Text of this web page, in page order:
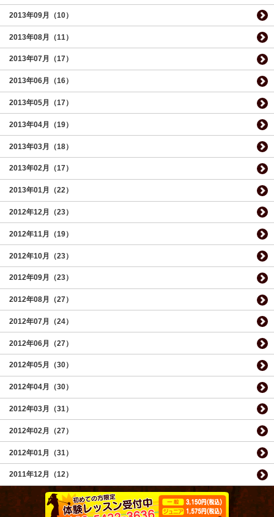
2013年09月（10）
2013年08月（11）
2013年07月（17）
2013年06月（16）
2013年05月（17）
2013年04月（19）
2013年03月（18）
2013年02月（17）
2013年01月（22）
2012年12月（23）
2012年11月（19）
2012年10月（23）
2012年09月（23）
2012年08月（27）
2012年07月（24）
2012年06月（27）
2012年05月（30）
2012年04月（30）
2012年03月（31）
2012年02月（27）
2012年01月（31）
2011年12月（12）